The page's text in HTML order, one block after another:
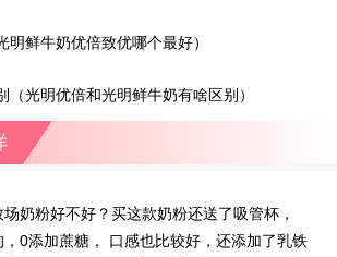
鲜牛奶优倍致优哪个最好）
（光明优倍和光明鲜牛奶有啥区别）
奶粉好不好？买这款奶粉还送了吸管杯，
，0添加蔗糖， 口感也比较好，还添加了乳铁